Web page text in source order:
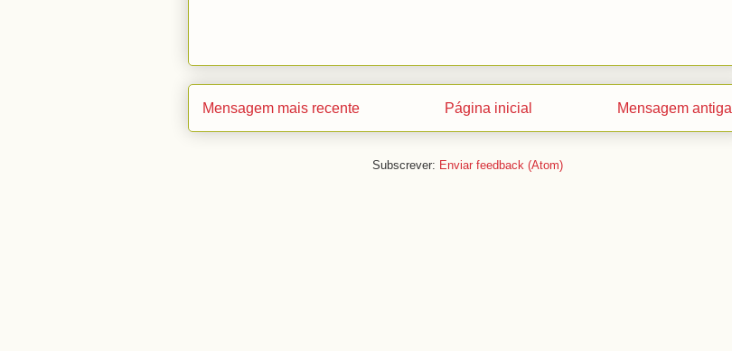
Mensagem mais recente Mensagem antiga
Página inicial
Subscrever: Enviar feedback (Atom)